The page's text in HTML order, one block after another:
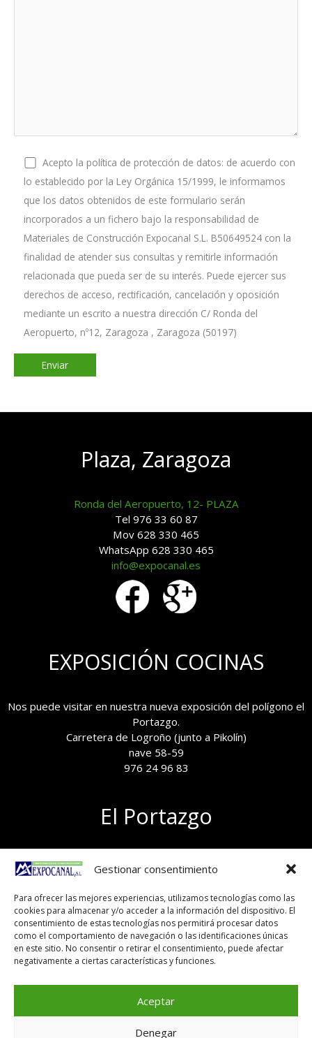
Gestionar consentimiento
Para ofrecer las mejores experiencias, utilizamos tecnologías como las
cookies para almacenar y/o acceder a la información del dispositivo. El
consentimiento de estas tecnologías nos permitirá procesar datos
como el comportamiento de navegación o las identificaciones únicas
en este sitio. No consentir o retirar el consentimiento, puede afectar
negativamente a ciertas características y funciones.
Aceptar
Denegar
Acepto la política de protección de datos: de acuerdo con
lo establecido por la Ley Orgánica 15/1999, le informamos
que los datos obtenidos de este formulario serán
incorporados a un fichero bajo la responsabilidad de
Materiales de Construcción Expocanal S.L. B50649524 con la
finalidad de atender sus consultas y remitirle información
relacionada que pueda ser de su interés. Puede ejercer sus
derechos de acceso, rectificación, cancelación y oposición
mediante un escrito a nuestra dirección C/ Ronda del
Aeropuerto, nº12, Zaragoza , Zaragoza (50197)
Plaza, Zaragoza
Ronda del Aeropuerto, 12- PLAZA
Tel 976 33 60 87
Mov 628 330 465
WhatsApp 628 330 465
info@expocanal.es
EXPOSICIÓN COCINAS
Nos puede visitar en nuestra nueva exposición del polígono el
Portazgo.
Carretera de Logroño (junto a Pikolín)
nave 58-59
976 24 96 83
El Portazgo
Polígono el Portazgo, nave 59
50011 Zaragoza
Tel 976 24 96 83
exposicion@expocanal.es
Aviso Legal
Política de cookies